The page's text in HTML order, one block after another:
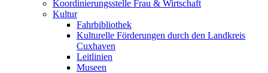
Koordinierungsstelle Frau & Wirtschaft
Kultur
Fahrbibliothek
Kulturelle Förderungen durch den Landkreis
Cuxhaven
Leitlinien
Museen